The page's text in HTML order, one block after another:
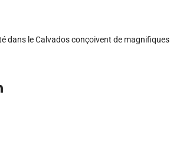
dans le Calvados conçoivent de